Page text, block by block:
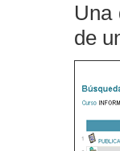
Una
de